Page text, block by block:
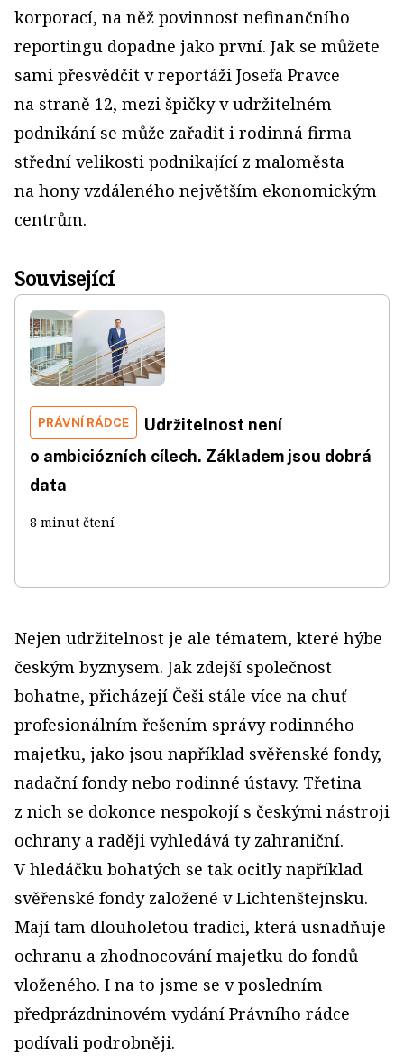
korporací, na něž povinnost nefinančního
reportingu dopadne jako první. Jak se můžete
sami přesvědčit v reportáži Josefa Pravce
na straně 12, mezi špičky v udržitelném
podnikání se může zařadit i rodinná firma
střední velikosti podnikající z maloměsta
na hony vzdáleného největším ekonomickým
centrům.
Související
PRÁVNÍ RÁDCE
Udržitelnost není
o ambiciózních cílech. Základem jsou dobrá
data
8 minut čtení
Nejen udržitelnost je ale tématem, které hýbe
českým byznysem. Jak zdejší společnost
bohatne, přicházejí Češi stále více na chuť
profesionálním řešením správy rodinného
majetku, jako jsou například svěřenské fondy,
nadační fondy nebo rodinné ústavy. Třetina
z nich se dokonce nespokojí s českými nástroji
ochrany a raději vyhledává ty zahraniční.
V hledáčku bohatých se tak ocitly například
svěřenské fondy založené v Lichtenštejnsku.
Mají tam dlouholetou tradici, která usnadňuje
ochranu a zhodnocování majetku do fondů
vloženého. I na to jsme se v posledním
předprázdninovém vydání Právního rádce
podívali podrobněji.